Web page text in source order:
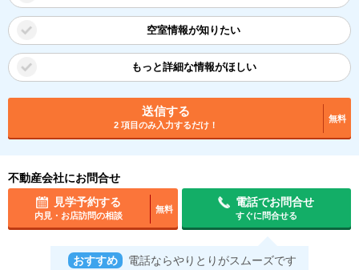
空室情報が知りたい
もっと詳細な情報がほしい
送信する
2 項目のみ入力するだけ！
無料
不動産会社にお問合せ
見学予約する
内見・お店訪問の相談
無料
電話でお問合せ
すぐに問合せる
おすすめ 電話ならやりとりがスムーズです